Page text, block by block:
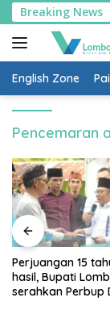
Skip
to
content
Breaking News
selama
English Zone
Pencemaran
Perjuangan 15
hasil, Bupati
serahkan Perbup